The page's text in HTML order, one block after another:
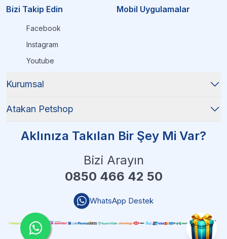
Bizi Takip Edin
Facebook
Instagram
Youtube
Mobil Uygulamalar
Kurumsal
Atakan Petshop
Aklınıza Takılan Bir Şey Mi Var?
Bizi Arayın
0850 466 42 50
WhatsApp Destek